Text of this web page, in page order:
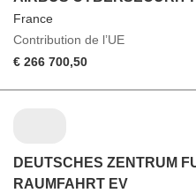
France
Contribution de l’UE
€ 266 700,50
DEUTSCHES ZENTRUM
RAUMFAHRT EV